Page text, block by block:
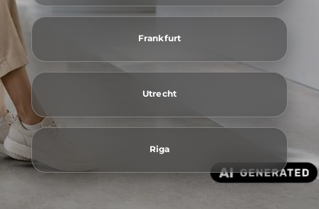
Frankfurt
Utrecht
Riga